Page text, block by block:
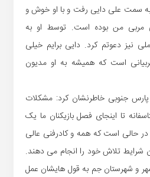
به سمت علی دایی رفت و با او خوش و
من بوده است. توسط او به
نیز دعوتم کرد. دایی برایم خیلی
است که همیشه به او مدیون
جنوبی خاطرنشان کرد: مشکلات
تا اینجای فصل بازیکنان ما یک
در حالی است که همه و کادرفنی عالی
شرایط تلاش خود را انجام می دهند.
و شهرستان جم به قول هایشان عمل